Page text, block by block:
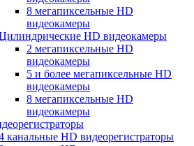
8 мегапиксельные HD
видеокамеры
HD видеокамеры
2 мегапиксельные HD
видеокамеры
5 и более мегапиксельные HD
видеокамеры
8 мегапиксельные HD
видеокамеры
канальные HD видеорегистраторы